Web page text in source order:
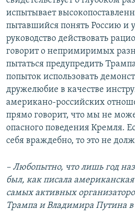
испытывает
пытавшийся понять Россию и
руководство действовать
говорит о непримиримых
пытаться предупредить
попыток использовать
дружелюбие в качестве
американо-российских
прямо говорит, что мы не
опасного поведения Кремля.
себя враждебно, то это не
– Любопытно, что лишь год
был, как писала
самых активных
Трампа и Владимира Путина в